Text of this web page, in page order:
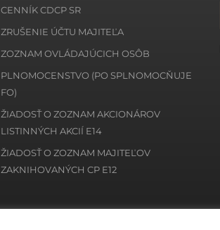
CENNÍK CDCP SR
ZRUŠENIE ÚČTU MAJITEĽA
ZOZNAM OVLÁDAJÚCICH OSÔB
PLNOMOCENSTVO (PO SPLNOMOCŇUJE
FO)
ŽIADOSŤ O ZOZNAM AKCIONÁROV
LISTINNÝCH AKCIÍ E14
ŽIADOSŤ O ZOZNAM MAJITEĽOV
ZAKNIHOVANÝCH CP E12